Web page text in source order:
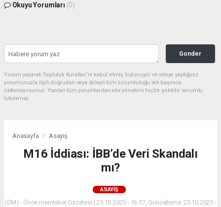
Okuyu Yorumları (0)
Gonder
Yorum yazarak Topluluk Kuralları’nı kabul etmiş bulunuyor ve siteye yaptığınız
yorumunuzla ilgili doğrudan veya dolaylı tüm sorumluluğu tek başınıza
üstleniyorsunuz. Yazılan tüm yorumlardan site yönetimi hiçbir şekilde sorumlu
tutulamaz.
Anasayfa Asayiş
M16 İddiası: İBB’de Veri Skandalı
mı?
ASAYIŞ
(ÖM) - Önce memleket Gazetesi | 25.10.2025 - 16:57, Güncelleme: 25.10.2025 -